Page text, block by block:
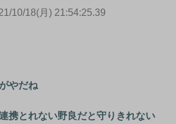
10/18(月) 21:54:25.39
やだね
携とれない野良だと守りきれない